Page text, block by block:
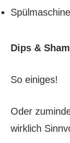
Dips &
So einiges!
Oder
wirklich